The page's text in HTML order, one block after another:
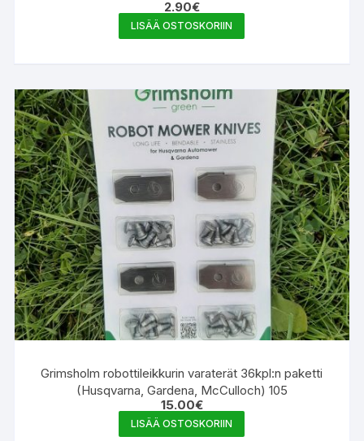
2.90€
LISÄÄ OSTOSKORIIN
Grimsholm robottileikkurin varaterät 36kpl:n paketti
(Husqvarna, Gardena, McCulloch) 105
15.00€
LISÄÄ OSTOSKORIIN